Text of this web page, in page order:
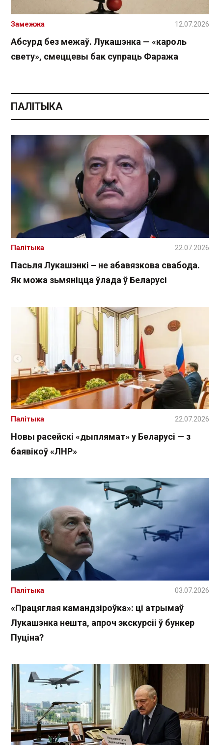
Абсурд без межаў. Лукашэнка — «кароль
свету», смеццевы бак супраць Фаража
Замежжа 12.07.2026
ПАЛІТЫКА
Пасьля Лукашэнкі – не абавязкова свабода.
Як можа зьмяніцца ўлада ў Беларусі
Палітыка 22.07.2026
Новы расейскі «дыплямат» у Беларусі — з
баявікоў «ЛНР»
Палітыка 22.07.2026
«Працяглая камандзіроўка»: ці атрымаў
Лукашэнка нешта, апроч экскурсіі ў бункер
Пуціна?
Палітыка 03.07.2026